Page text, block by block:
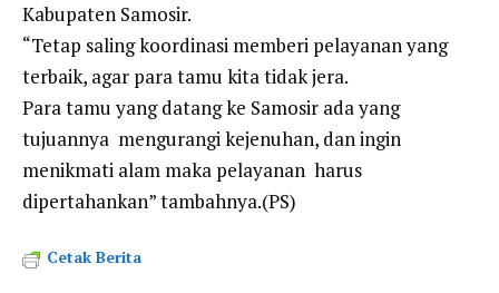
Kabupaten Samosir.
“Tetap saling koordinasi memberi pelayanan yang
terbaik, agar para tamu kita tidak jera.
Para tamu yang datang ke Samosir ada yang
tujuannya mengurangi kejenuhan, dan ingin
menikmati alam maka pelayanan harus
dipertahankan” tambahnya.(PS)
Cetak Berita